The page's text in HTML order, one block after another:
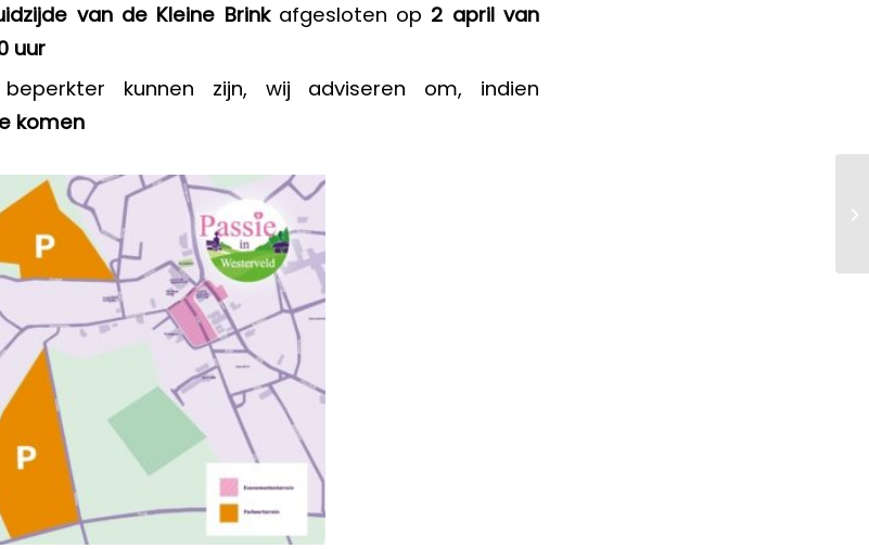
van de Kleine Brinkafgesloten op 2 april van
uur
beperkter kunnen zijn, wij adviseren om, indien
komen